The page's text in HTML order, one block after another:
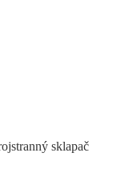
sklapač